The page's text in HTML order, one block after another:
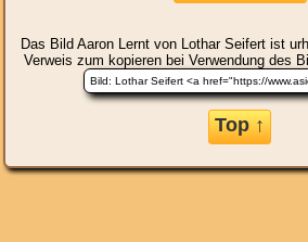
Das Bild Aaron Lerntvon Lothar Seifert ist
Verweis zum kopieren bei Verwendung des
Top ↑